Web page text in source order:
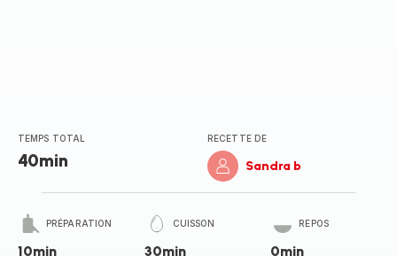
TEMPS TOTAL
40min
RECETTE DE
Sandra b
PRÉPARATION
10min
CUISSON
30min
REPOS
0min